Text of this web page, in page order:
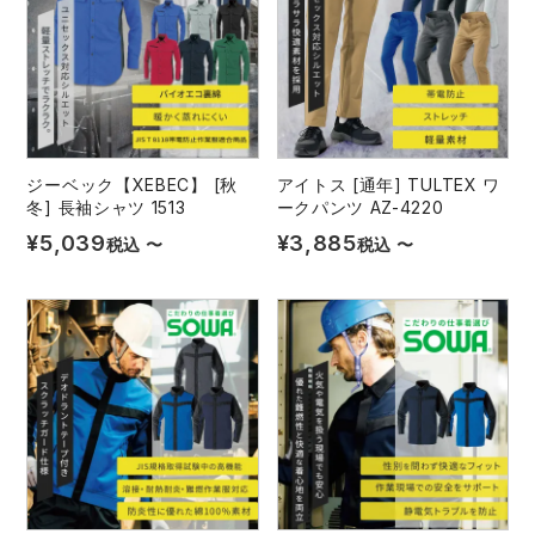
作業用小物・アクセサリー
鞄・バッグ
つなぎ
電熱ウェア・ヒートウェア
刺繍・プリント加工対象商品
アイズフロンティア ランキング
TSDESIGN ランキング
コーコス ランキング
アイトス ランキング
ジーベック ランキング
ネーム刺繍・プリント加工対象商品
作業着
ニット
ハイパーV 丸五
ムービンカット グラディエーター
ニオイクリア タカヤ商事
エアークラフト 自重堂
サーヴォ セロリー 大阪支店
アタックベース サンエス
中塚被服 イーブンリバー
医療白衣・介護服
ジーベック【XEBEC】 [秋
冬] 長袖シャツ 1513
¥5,039税込 〜
アイトス [通年] TULTEX ワ
ークパンツ AZ-4220
¥3,885税込 〜